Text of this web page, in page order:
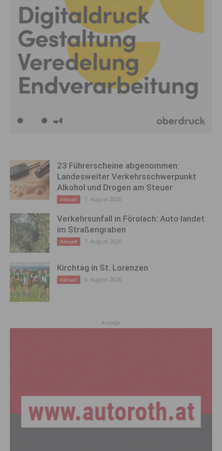
23 Führerscheine abgenommen:
Landesweiter Verkehrsschwerpunkt
Alkohol und Drogen am Steuer
Aktuell 7. August 2026
Verkehrsunfall in Förolach: Auto landet
im Straßengraben
Aktuell 7. August 2026
Kirchtag in St. Lorenzen
Aktuell 6. August 2026
Anzeige